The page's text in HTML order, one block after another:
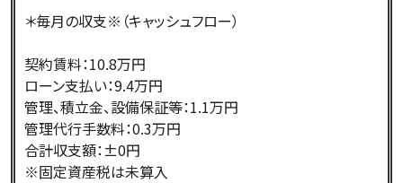
＊毎月の収支※（キャッシュフロー）
契約賃料：10.8万円
ローン支払い：9.4万円
管理、積立金、設備保証等：1.1万円
管理代行手数料：0.3万円
合計収支額：±0円
※固定資産税は未算入